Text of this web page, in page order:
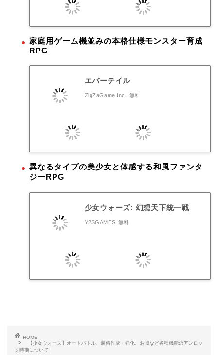
家庭用ゲーム機並みの本格仕様モンスター育成
RPG
エバーテイル
ZigZaGame Inc. 無料
異なるタイプの美少女と体感する和風ファンタ
ジーRPG
少女ウォーズ: 幻想天下統一戦
Y2SGAMES 無料
HOME
【少女ウォーズ】オートバトル、装備作成・強化、お城など各種機能のアンロッ
ク時期について